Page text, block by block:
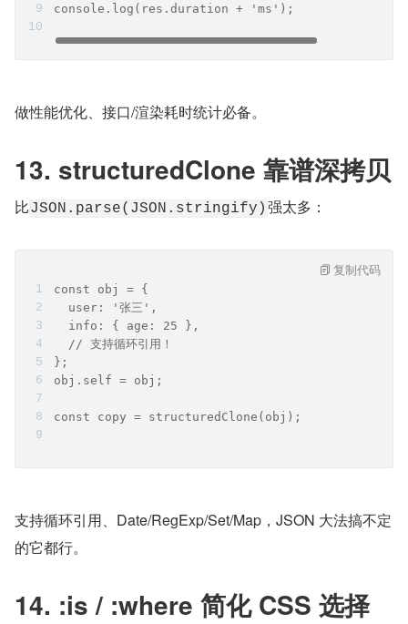
console.log(res.duration + 'ms');
做性能优化、接口/渲染耗时统计必备。
13. structuredClone 靠谱深拷贝
比JSON.parse(JSON.stringify) 强太多：
const obj = {
  user: '张三',
  info: { age: 25 },
  // 支持循环引用！
};
obj.self = obj;
const copy = structuredClone(obj);
复制代码
支持循环引用、Date/RegExp/Set/Map，JSON 大法搞不定
的它都行。
14. :is / :where 简化 CSS 选择